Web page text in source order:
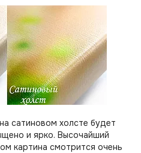
сатиновом холсте будет
и ярко. Высочайший
картина смотрится очень